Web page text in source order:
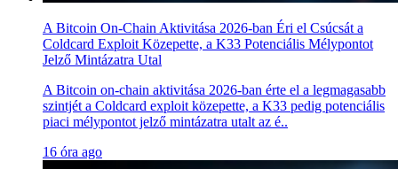
A Bitcoin On-Chain Aktivitása 2026-ban Éri el Csúcsát a
Coldcard Exploit Közepette, a K33 Potenciális Mélypontot
Jelző Mintázatra Utal
A Bitcoin on-chain aktivitása 2026-ban érte el a legmagasabb
szintjét a Coldcard exploit közepette, a K33 pedig potenciális
piaci mélypontot jelző mintázatra utalt az é..
16 óra ago